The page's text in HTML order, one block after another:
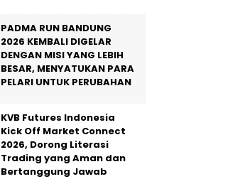
PADMA RUN BANDUNG
2026 KEMBALI DIGELAR
DENGAN MISI YANG LEBIH
BESAR, MENYATUKAN PARA
PELARI UNTUK PERUBAHAN
KVB Futures Indonesia
Kick Off Market Connect
2026, Dorong Literasi
Trading yang Aman dan
Bertanggung Jawab